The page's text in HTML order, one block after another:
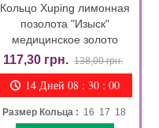
Кольцо Xuping лимонная
позолота "Изыск"
медицинское золото
117,30 грн. 138,00 грн.
14 Дней 08 : 29 : 58
Размер Кольца : 16 17 18